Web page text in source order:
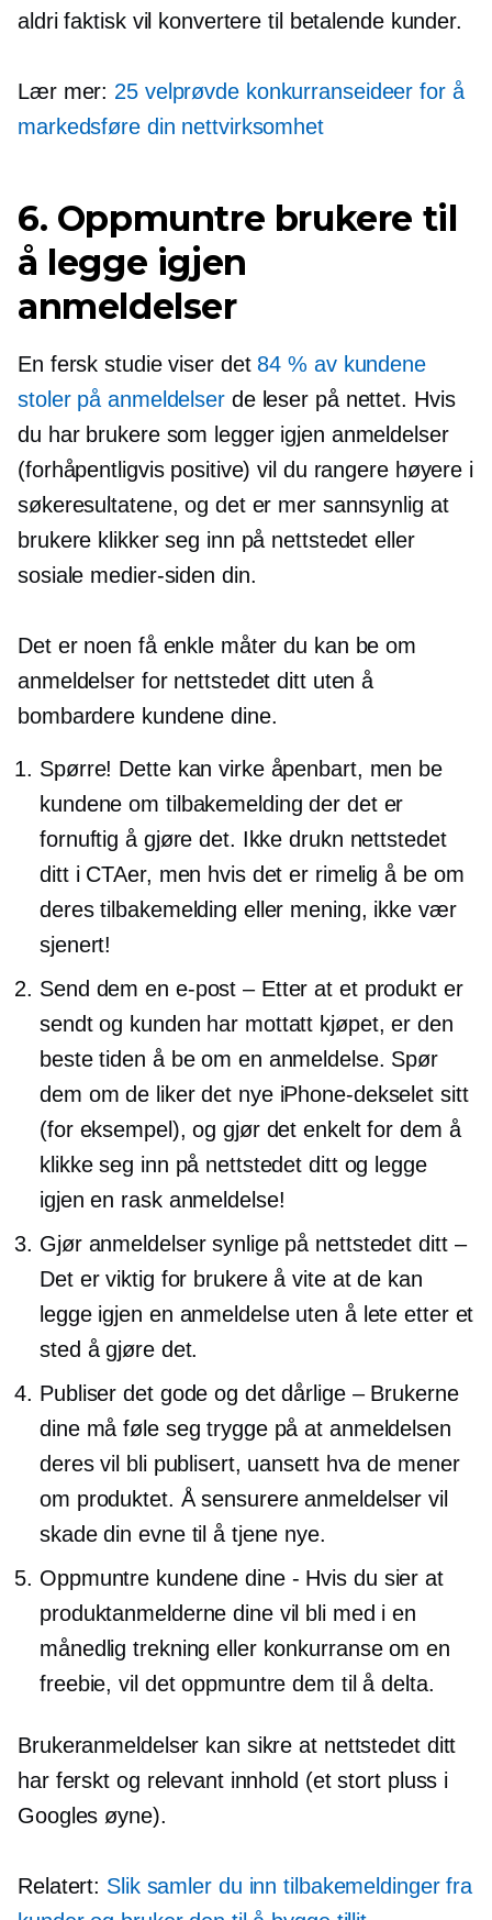
aldri faktisk vil konvertere til betalende kunder.
Lær mer: 25 velprøvde konkurranseideer for å
markedsføre din nettvirksomhet
6. Oppmuntre brukere til
å legge igjen
anmeldelser
En fersk studie viser det 84 % av kundene
stoler på anmeldelserde leser på nettet. Hvis
du har brukere som legger igjen anmeldelser
(forhåpentligvis positive) vil du rangere høyere i
søkeresultatene, og det er mer sannsynlig at
brukere klikker seg inn på nettstedet eller
sosiale medier-siden din.
Det er noen få enkle måter du kan be om
anmeldelser for nettstedet ditt uten å
bombardere kundene dine.
Spørre! Dette kan virke åpenbart, men be
kundene om tilbakemelding der det er
fornuftig å gjøre det. Ikke drukn nettstedet
ditt i CTAer, men hvis det er rimelig å be om
deres tilbakemelding eller mening, ikke vær
sjenert!
Send dem en e-post – Etter at et produkt er
sendt og kunden har mottatt kjøpet, er den
beste tiden å be om en anmeldelse. Spør
dem om de liker det nye iPhone-dekselet sitt
(for eksempel), og gjør det enkelt for dem å
klikke seg inn på nettstedet ditt og legge
igjen en rask anmeldelse!
Gjør anmeldelser synlige på nettstedet ditt –
Det er viktig for brukere å vite at de kan
legge igjen en anmeldelse uten å lete etter et
sted å gjøre det.
Publiser det gode og det dårlige – Brukerne
dine må føle seg trygge på at anmeldelsen
deres vil bli publisert, uansett hva de mener
om produktet. Å sensurere anmeldelser vil
skade din evne til å tjene nye.
Oppmuntre kundene dine - Hvis du sier at
produktanmelderne dine vil bli med i en
månedlig trekning eller konkurranse om en
freebie, vil det oppmuntre dem til å delta.
Brukeranmeldelser kan sikre at nettstedet ditt
har ferskt og relevant innhold (et stort pluss i
Googles øyne).
Relatert: Slik samler du inn tilbakemeldinger fra